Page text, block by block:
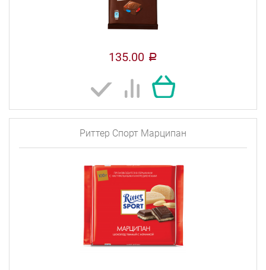
135.00 a
Риттер Спорт Марципан